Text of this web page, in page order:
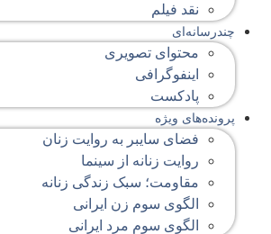
نقد فیلم
چندرسانه‌ای
محتوای تصویری
اینفوگرافی
پادکست
پرونده‌های ویژه
فضای سایبر به روایت زنان
روایت زنانه از سینما
مقاومت؛ سبک زندگی زنانه
الگوی سوم زن ایرانی
الگوی سوم مرد ایرانی